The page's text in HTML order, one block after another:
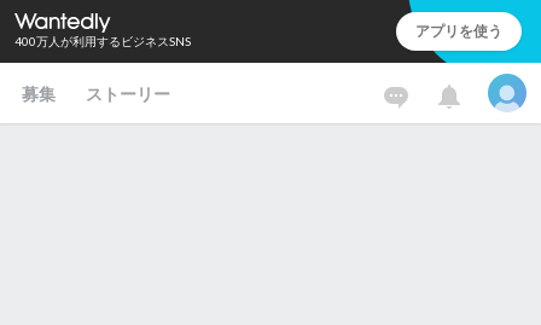
400万人が利用するビジネスSNS アプリを使う
募集 ストーリー